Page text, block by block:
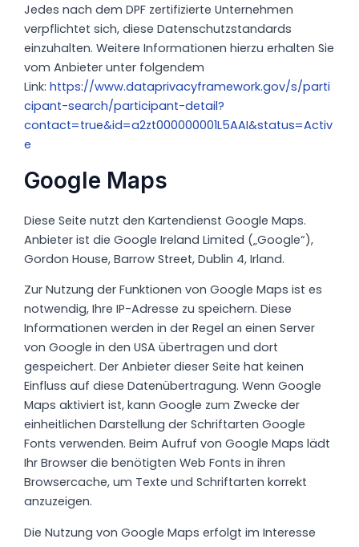
Jedes nach dem DPF zertifizierte Unternehmen
verpflichtet sich, diese Datenschutzstandards
einzuhalten. Weitere Informationen hierzu erhalten Sie
vom Anbieter unter folgendem
Link: https://www.dataprivacyframework.gov/s/parti
cipant-search/participant-detail?
contact=true&id=a2zt000000001L5AAI&status=Activ
e
Google Maps
Diese Seite nutzt den Kartendienst Google Maps.
Anbieter ist die Google Ireland Limited („Google“),
Gordon House, Barrow Street, Dublin 4, Irland.
Zur Nutzung der Funktionen von Google Maps ist es
notwendig, Ihre IP-Adresse zu speichern. Diese
Informationen werden in der Regel an einen Server
von Google in den USA übertragen und dort
gespeichert. Der Anbieter dieser Seite hat keinen
Einfluss auf diese Datenübertragung. Wenn Google
Maps aktiviert ist, kann Google zum Zwecke der
einheitlichen Darstellung der Schriftarten Google
Fonts verwenden. Beim Aufruf von Google Maps lädt
Ihr Browser die benötigten Web Fonts in ihren
Browsercache, um Texte und Schriftarten korrekt
anzuzeigen.
Die Nutzung von Google Maps erfolgt im Interesse